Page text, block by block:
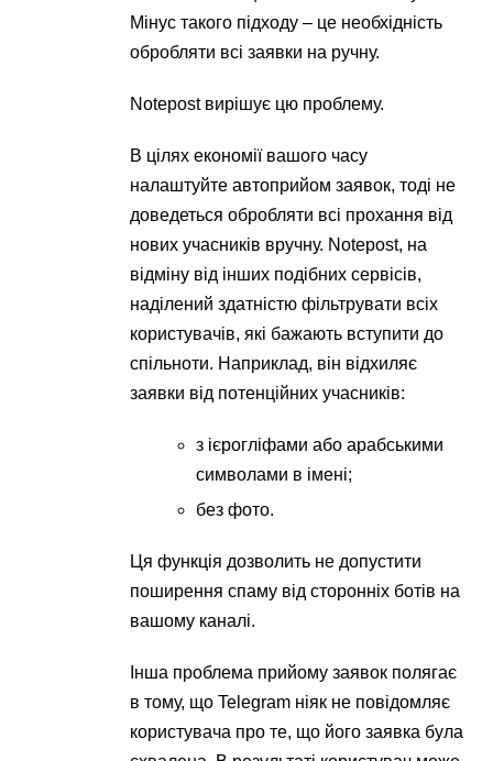
Мінус такого підходу – це необхідність
обробляти всі заявки на ручну.
Notepost вирішує цю проблему.
В цілях економії вашого часу
налаштуйте автоприйом заявок, тоді не
доведеться обробляти всі прохання від
нових учасників вручну. Notepost, на
відміну від інших подібних сервісів,
наділений здатністю фільтрувати всіх
користувачів, які бажають вступити до
спільноти. Наприклад, він відхиляє
заявки від потенційних учасників:
з ієрогліфами або арабськими
символами в імені;
без фото.
Ця функція дозволить не допустити
поширення спаму від сторонніх ботів на
вашому каналі.
Інша проблема прийому заявок полягає
в тому, що Telegram ніяк не повідомляє
користувача про те, що його заявка була